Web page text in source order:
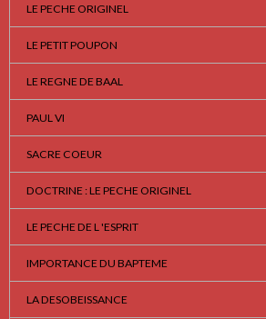
LE PECHE ORIGINEL
LE PETIT POUPON
LE REGNE DE BAAL
PAUL VI
SACRE COEUR
DOCTRINE : LE PECHE ORIGINEL
LE PECHE DE L 'ESPRIT
IMPORTANCE DU BAPTEME
LA DESOBEISSANCE